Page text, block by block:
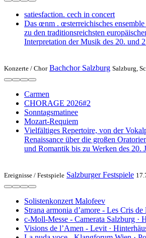
satiesfaction. cech in concert
Das œnm . œsterreichisches
zu den traditionsreichsten
Interpretation der Musik des 20. und
Konzerte / Chor Bachchor Salzburg Salzburg,
Carmen
CHORAGE 2026#2
Sonntagsmatinee
Mozart-Requiem
Vielfältiges Repertoire, von der
Renaissance über die großen
und Romantik bis zu Werken des 20.
Ereignisse / Festspiele Salzburger Festspiele
Solistenkonzert Malofeev
Strana armonia d’amore - Les Cris de
c-Moll-Messe - Camerata Salzburg ·
Visions de l’Amen - Levit ·